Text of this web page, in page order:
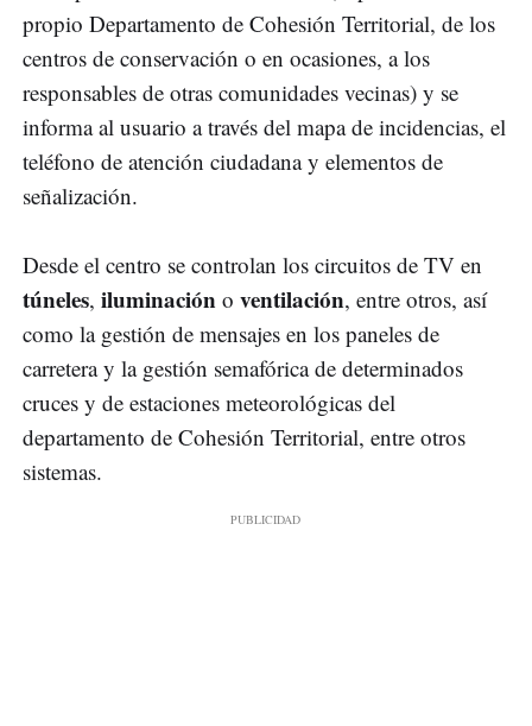
propio Departamento de Cohesión Territorial, de los
centros de conservación o en ocasiones, a los
responsables de otras comunidades vecinas) y se
informa al usuario a través del mapa de incidencias, el
teléfono de atención ciudadana y elementos de
señalización.
Desde el centro se controlan los circuitos de TV en
túneles, iluminación o ventilación, entre otros, así
como la gestión de mensajes en los paneles de
carretera y la gestión semafórica de determinados
cruces y de estaciones meteorológicas del
departamento de Cohesión Territorial, entre otros
sistemas.